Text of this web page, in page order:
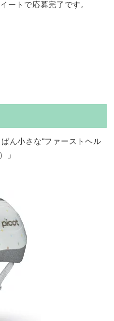
ートで応募完了です。
ん小さな“ファーストヘル
」